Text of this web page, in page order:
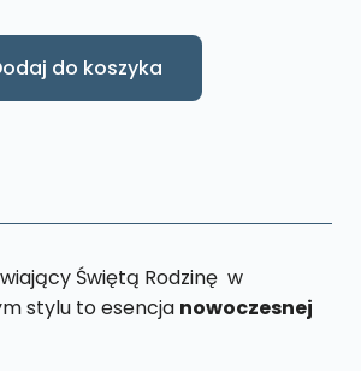
do koszyka
Świętą Rodzinę w
stylu to esencja nowoczesnej